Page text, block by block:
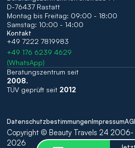
D-76437 Rastatt
Montag bis Freitag: 09:00 - 18:00
Samstag: 10:00 - 14:00
Kontakt
+49 7222 7819983
+49 176 6239 4629
(WhatsApp)
2008.
TÜV geprüft seit 2012
Copyright © Beauty Travels 24 2006-
2026
DatenschutzbestimmungenImpressum